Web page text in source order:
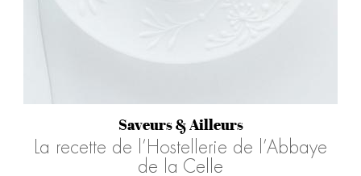
Saveurs & Ailleurs
La recette de l’Hostellerie de l’Abbaye
de la Celle